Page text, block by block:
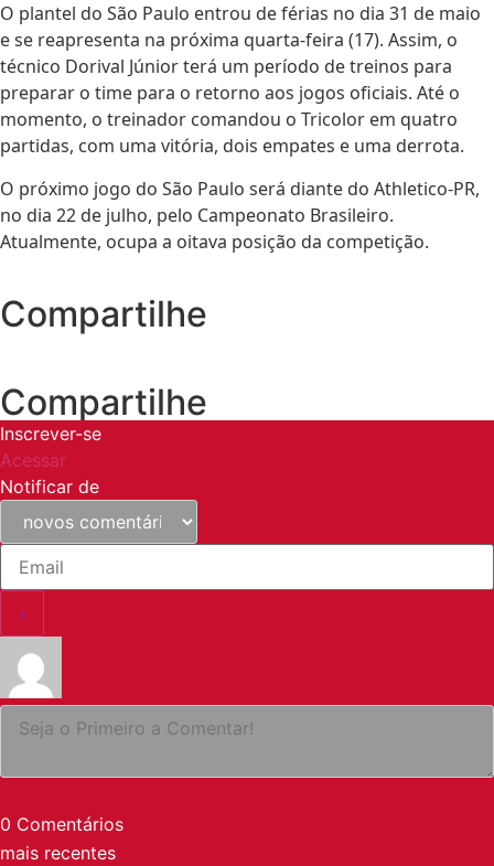
O plantel do São Paulo entrou de férias no dia 31 de maio
e se reapresenta na próxima quarta-feira (17). Assim, o
técnico Dorival Júnior terá um período de treinos para
preparar o time para o retorno aos jogos oficiais. Até o
momento, o treinador comandou o Tricolor em quatro
partidas, com uma vitória, dois empates e uma derrota.
O próximo jogo do São Paulo será diante do Athletico-PR,
no dia 22 de julho, pelo Campeonato Brasileiro.
Atualmente, ocupa a oitava posição da competição.
Compartilhe
Compartilhe
Inscrever-se
Acessar
Notificar de
0 Comentários
mais recentes